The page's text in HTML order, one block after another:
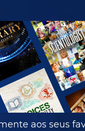
aos seus